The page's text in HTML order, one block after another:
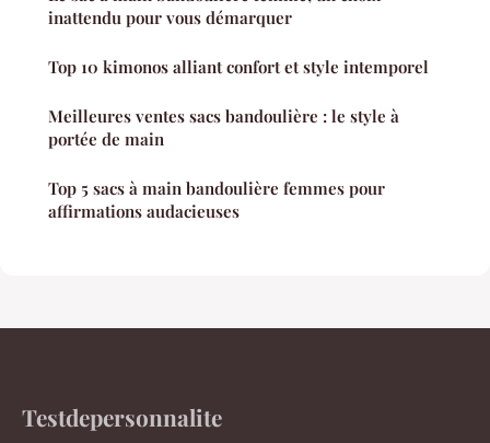
inattendu pour vous démarquer
Top 10 kimonos alliant confort et style intemporel
Meilleures ventes sacs bandoulière : le style à
portée de main
Top 5 sacs à main bandoulière femmes pour
affirmations audacieuses
Testdepersonnalite